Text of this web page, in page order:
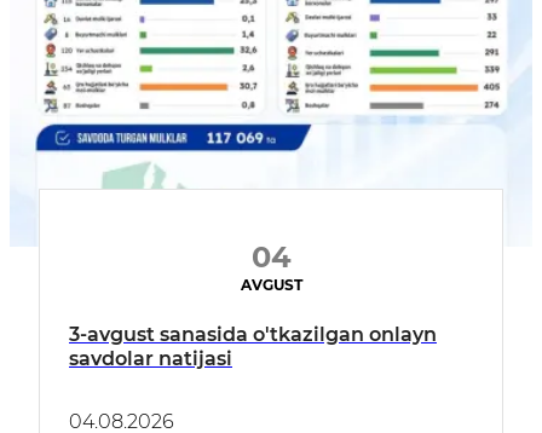
04
AVGUST
3-avgust sanasida o'tkazilgan onlayn
savdolar natijasi
04.08.2026